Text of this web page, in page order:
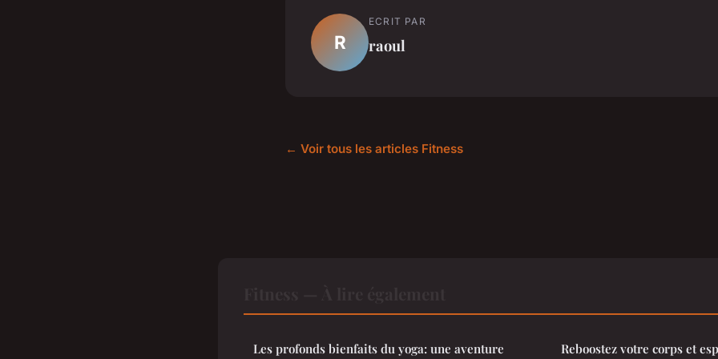
R
ECRIT PAR
raoul
← Voir tous les articles Fitness
Les profonds bienfaits du yoga: une aventure
Reboostez votre corps et